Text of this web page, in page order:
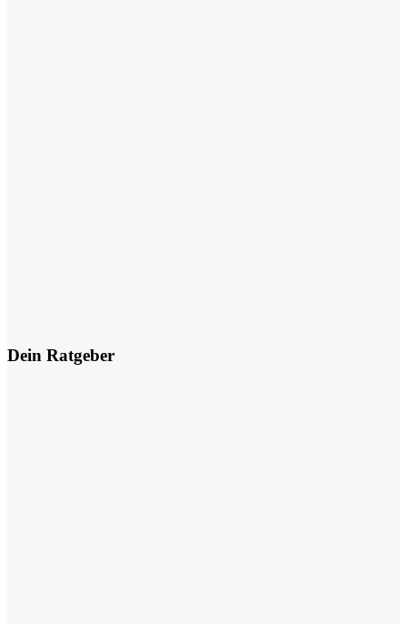
Dein Ratgeber